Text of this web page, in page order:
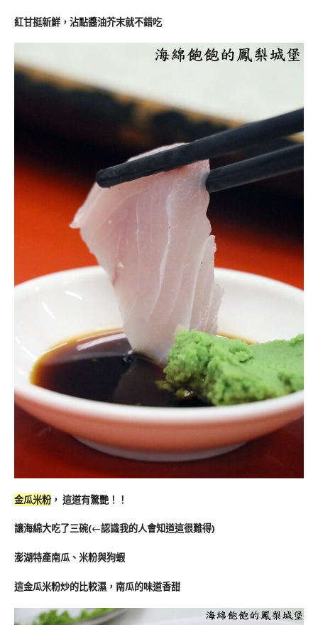
紅甘挺新鮮，沾點醬油芥末就不錯吃
金瓜米粉， 這道有驚艷！！
讓海綿大吃了三碗(←認識我的人會知道這很難得)
澎湖特產南瓜、米粉與狗蝦
這金瓜米粉炒的比較濕，南瓜的味道香甜